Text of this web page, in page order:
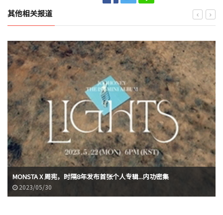
其他相关报道
MONSTA X 周宪，时隔8年发布首张个人专辑...内功密集
2023/05/30